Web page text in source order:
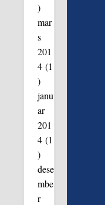
)
mar
s
201
4(1
)
janu
ar
201
4(1
)
dese
mbe
r